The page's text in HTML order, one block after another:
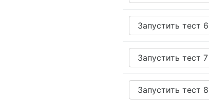
Запустить тест 6
Запустить тест 7
Запустить тест 8